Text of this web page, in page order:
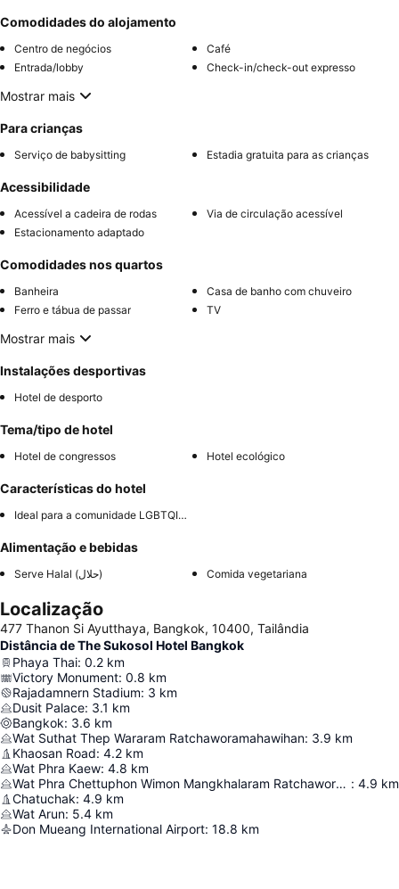
Comodidades do alojamento
Centro de negócios
Café
Entrada/lobby
Check-in/check-out expresso
Mostrar mais
Para crianças
Serviço de babysitting Estadia gratuita para as crianças
Acessibilidade
Acessível a cadeira de rodas
Via de circulação acessível
Estacionamento adaptado
Comodidades nos quartos
Banheira
Casa de banho com chuveiro
Ferro e tábua de passar
TV
Mostrar mais
Instalações desportivas
Hotel de desporto
Tema/tipo de hotel
Hotel de congressos Hotel ecológico
Características do hotel
Ideal para a comunidade LGBTQIA+
Alimentação e bebidas
Serve Halal (حلال) Comida vegetariana
Localização
477 Thanon Si Ayutthaya, Bangkok, 10400, Tailândia
Distância de The Sukosol Hotel Bangkok
Phaya Thai: 0.2 km
Victory Monument: 0.8 km
Rajadamnern Stadium: 3 km
Dusit Palace: 3.1 km
Bangkok: 3.6 km
Wat Suthat Thep Wararam Ratchaworamahawihan: 3.9 km
Khaosan Road: 4.2 km
Wat Phra Kaew: 4.8 km
Wat Phra Chettuphon Wimon Mangkhalaram Ratchaworamahawihan : 4.9 km
Chatuchak: 4.9 km
Wat Arun: 5.4 km
Don Mueang International Airport: 18.8 km